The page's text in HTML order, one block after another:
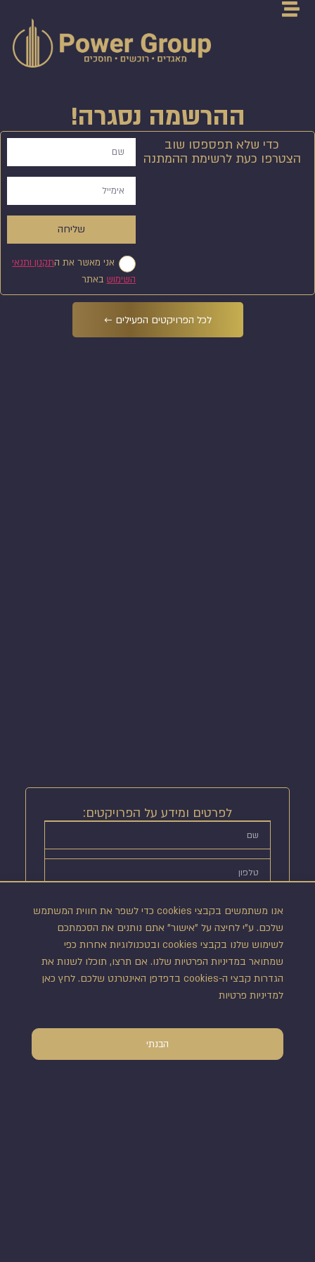
אנו משתמשים בקבצי cookies כדי לשפר את חווית המשתמש
שלכם. ע"י לחיצה על "אישור" אתם נותנים את הסכמתכם
לשימוש שלנו בקבצי cookies ובטכנולוגיות אחרות כפי
שמתואר במדיניות הפרטיות שלנו. אם תרצו, תוכלו לשנות את
הגדרות קבצי ה-cookies בדפדפן האינטרנט שלכם. לחץ כאן
למדיניות פרטיות
הבנתי
ההרשמה נסגרה!
כדי שלא תפספסו שוב
הצטרפו כעת לרשימת ההמתנה
אני מאשר את התקנון ותנאי
השימוש באתר
שליחה
לכל הפרויקטים הפעילים ←
לפרטים ומידע על הפרויקטים:
אני מאשר/ת קבלת עדכונים במייל ושימוש בפרטים
בהתאם לתקנון ותנאי השימוש
שליחה